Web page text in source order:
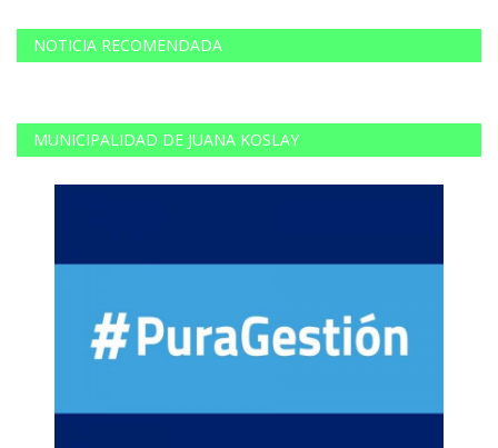
NOTICIA RECOMENDADA
MUNICIPALIDAD DE JUANA KOSLAY